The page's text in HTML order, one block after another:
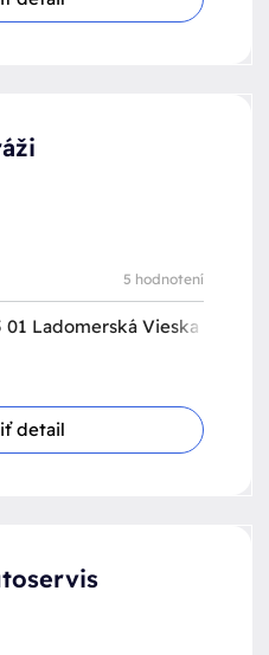
5 hodnotení
01 Ladomerská Vieska
detail